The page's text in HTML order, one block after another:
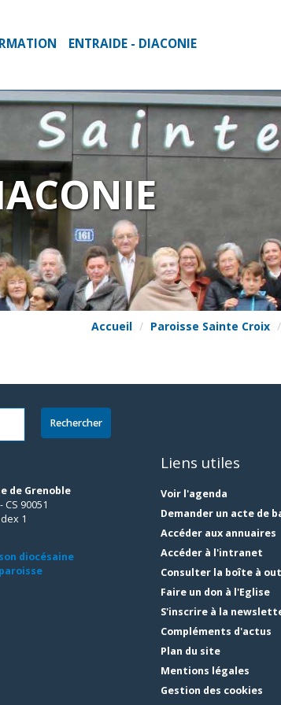
Accueil Paroisse Sainte Croix
de Grenoble
CS 90051
1
diocésaine
Liens utiles
Voir l'agenda
Demander un acte de
Accéder aux annuaires
Accéder à l'intranet
Consulter la boîte à
Faire un don à l'Eglise
S'inscrire à la
Compléments d'actus
Plan du site
Mentions légales
Gestion des cookies
ENTRAIDE - DIACONIE